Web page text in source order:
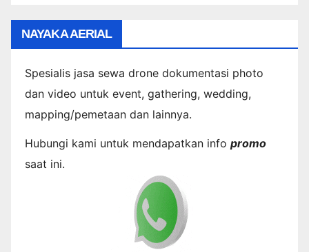
NAYAKA AERIAL
Spesialis jasa sewa drone dokumentasi photo
dan video untuk event, gathering, wedding,
mapping/pemetaan dan lainnya.
Hubungi kami untuk mendapatkan info promo
saat ini.